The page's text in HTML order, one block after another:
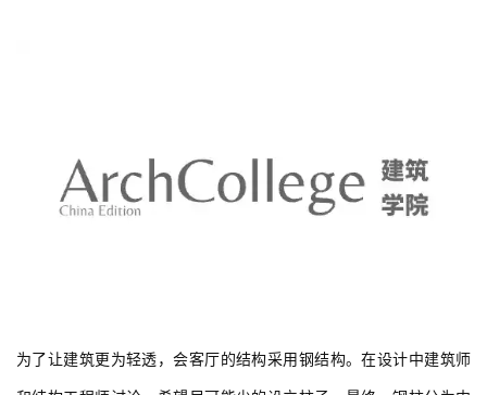
为了让建筑更为轻透，会客厅的结构采用钢结构。在设计中建筑师